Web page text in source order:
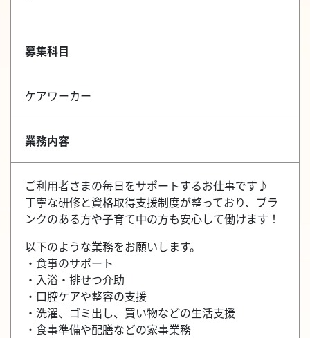
募集科目
ケアワーカー
業務内容
ご利用者さまの毎日をサポートするお仕事です♪
丁寧な研修と資格取得支援制度が整っており、ブラ
ンクのある方や子育て中の方も安心して働けます！
以下のような業務をお願いします。
・食事のサポート
・入浴・排せつ介助
・口腔ケアや整容の支援
・洗濯、ゴミ出し、買い物などの生活支援
・食事準備や配膳などの家事業務